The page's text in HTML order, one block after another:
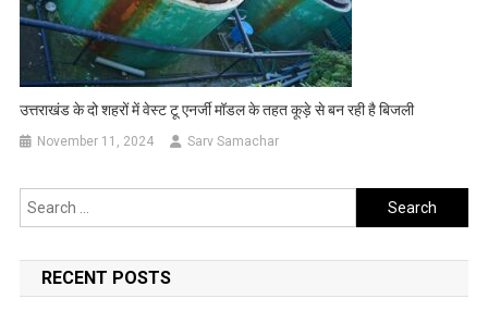
उत्तराखंड के दो शहरों में वेस्ट टू एनर्जी मॉडल के तहत कूड़े से बन रही है बिजली
November 11, 2024 Sarv Samachar
Search
for:
RECENT POSTS